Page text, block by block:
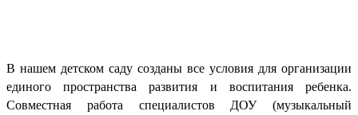
В нашем детском саду созданы все условия для организации
единого пространства развития и воспитания ребенка.
Совместная работа специалистов ДОУ (музыкальный